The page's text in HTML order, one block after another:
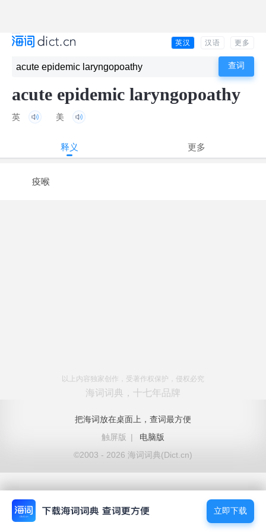
英汉 汉语 更多
acute epidemic laryngopoathy
英 美
释义 更多
疫喉
以上内容独家创作，受著作权保护，侵权必究
海词词典，十七年品牌
把海词放在桌面上，查词最方便
触屏版
|
电脑版
©2003 - 2026 海词词典(Dict.cn)
立即下载
立即下载